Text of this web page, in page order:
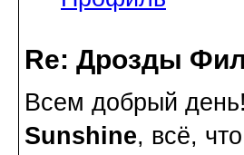
Re: Дрозды
Всем добрый день!
Sunshine, всё,